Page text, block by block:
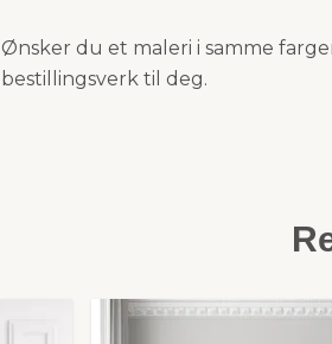
Ønsker du et maleri i samme
bestillingsverk til deg.